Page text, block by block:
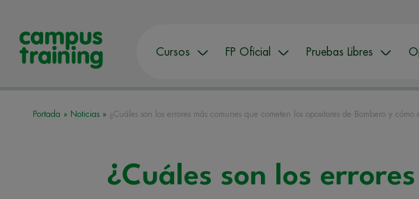
Cursos FP Oficial Pruebas Libres
Portada » Noticias » ¿Cuáles son los errores más comunes que cometen los opositores de Bombero y cómo
¿Cuáles son los